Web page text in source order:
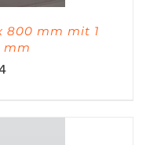
800 mm mit 1
mm